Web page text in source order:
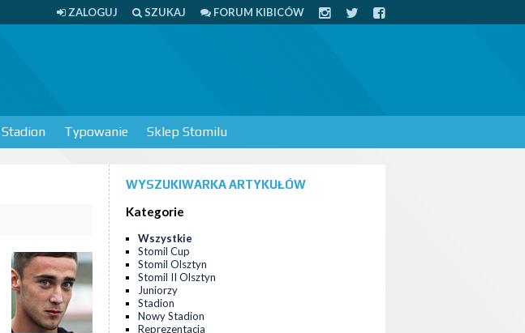
ZALOGUJ SZUKAJ FORUM KIBICÓW
Stadion Typowanie Sklep Stomilu
WYSZUKIWARKA ARTYKUŁÓW
Kategorie
Wszystkie
Stomil Cup
Stomil Olsztyn
Stomil II Olsztyn
Juniorzy
Stadion
Nowy Stadion
Reprezentacja